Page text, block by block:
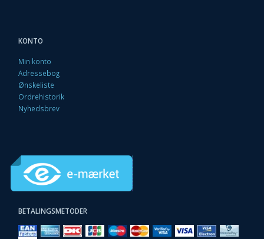
KONTO
Min konto
Adressebog
Ønskeliste
Ordrehistorik
Nyhedsbrev
BETALINGSMETODER